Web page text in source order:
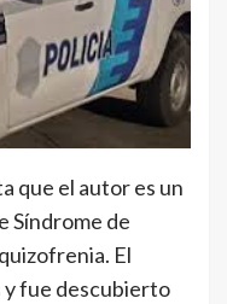
que el autor es un
Síndrome de
El
fue descubierto